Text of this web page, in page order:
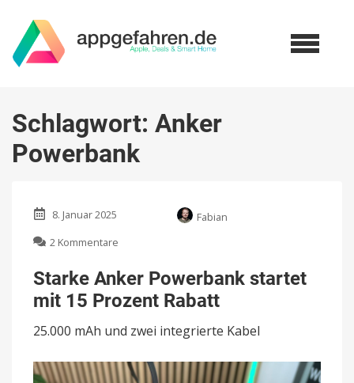
Schlagwort: Anker
Powerbank
8. Januar 2025
Fabian
2 Kommentare
Anker
Powerbank
startet
15
Rabatt
Starke Anker Powerbank startet
mit 15 Prozent Rabatt
25.000 mAh und zwei integrierte Kabel